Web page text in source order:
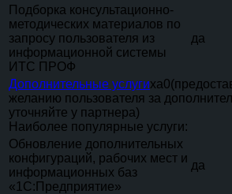
Подборка консультационно-
методических материалов по
запросу пользователя из
информационной системы
ИТС ПРОФ
да
Дополнительные услуги
желанию пользователя за
уточняйте у партнера)
Наиболее популярные услуги:
Обновление дополнительных
конфигураций, рабочих мест и
информационных баз
«1С:Предприятие»
да